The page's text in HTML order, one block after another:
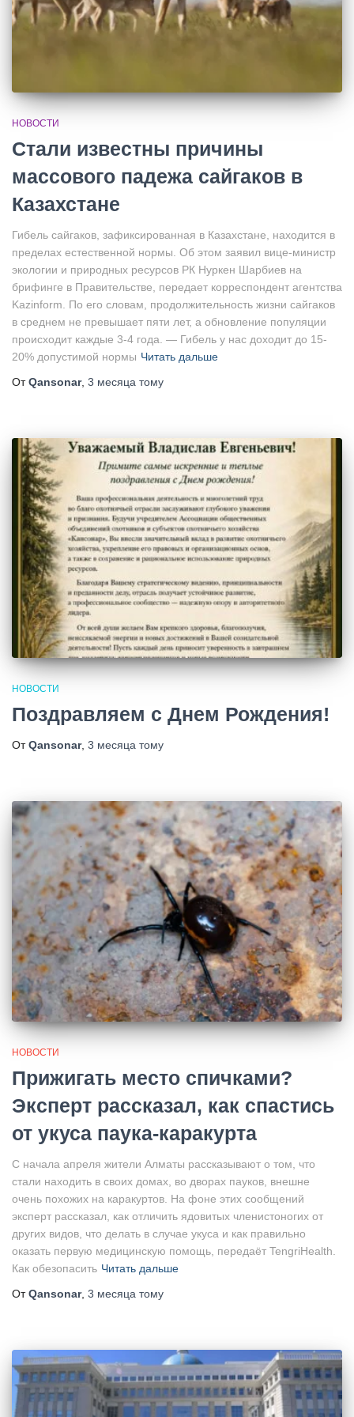
НОВОСТИ
Стали известны причины
массового падежа сайгаков в
Казахстане
Гибель сайгаков, зафиксированная в Казахстане, находится в
пределах естественной нормы. Об этом заявил вице-министр
экологии и природных ресурсов РК Нуркен Шарбиев на
брифинге в Правительстве, передает корреспондент агентства
Kazinform. По его словам, продолжительность жизни сайгаков
в среднем не превышает пяти лет, а обновление популяции
происходит каждые 3-4 года. — Гибель у нас доходит до 15-
20% допустимой нормы Читать дальше
ОтQansonar, 3 месяца тому
НОВОСТИ
Поздравляем с Днем Рождения!
ОтQansonar, 3 месяца тому
НОВОСТИ
Прижигать место спичками?
Эксперт рассказал, как спастись
от укуса паука-каракурта
С начала апреля жители Алматы рассказывают о том, что
стали находить в своих домах, во дворах пауков, внешне
очень похожих на каракуртов. На фоне этих сообщений
эксперт рассказал, как отличить ядовитых членистоногих от
других видов, что делать в случае укуса и как правильно
оказать первую медицинскую помощь, передаёт TengriHealth.
Как обезопасить Читать дальше
ОтQansonar, 3 месяца тому